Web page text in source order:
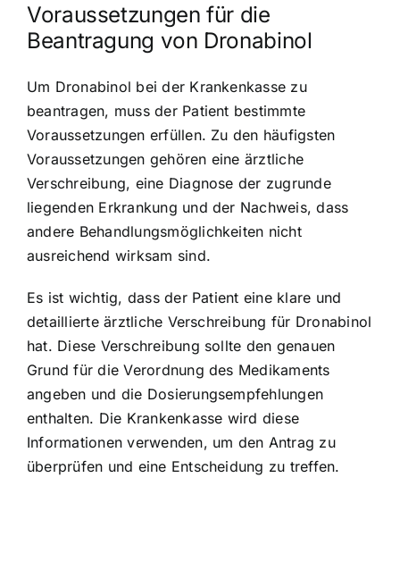
Voraussetzungen für die
Beantragung von Dronabinol
Um Dronabinol bei der Krankenkasse zu
beantragen, muss der Patient bestimmte
Voraussetzungen erfüllen. Zu den häufigsten
Voraussetzungen gehören eine ärztliche
Verschreibung, eine Diagnose der zugrunde
liegenden Erkrankung und der Nachweis, dass
andere Behandlungsmöglichkeiten nicht
ausreichend wirksam sind.
Es ist wichtig, dass der Patient eine klare und
detaillierte ärztliche Verschreibung für Dronabinol
hat. Diese Verschreibung sollte den genauen
Grund für die Verordnung des Medikaments
angeben und die Dosierungsempfehlungen
enthalten. Die Krankenkasse wird diese
Informationen verwenden, um den Antrag zu
überprüfen und eine Entscheidung zu treffen.